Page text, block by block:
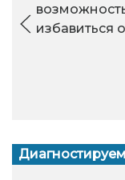
избавиться
Диагностируем